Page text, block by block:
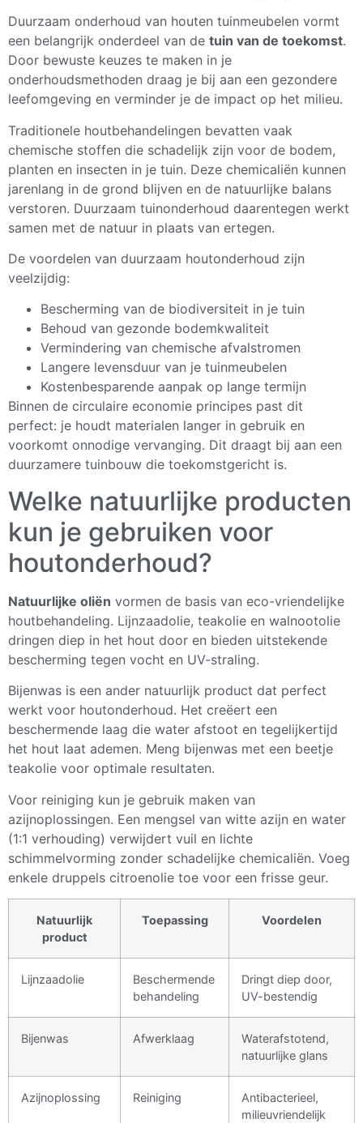
Duurzaam onderhoud van houten tuinmeubelen vormt
een belangrijk onderdeel van de tuin van de toekomst.
Door bewuste keuzes te maken in je
onderhoudsmethoden draag je bij aan een gezondere
leefomgeving en verminder je de impact op het milieu.
Traditionele houtbehandelingen bevatten vaak
chemische stoffen die schadelijk zijn voor de bodem,
planten en insecten in je tuin. Deze chemicaliën kunnen
jarenlang in de grond blijven en de natuurlijke balans
verstoren. Duurzaam tuinonderhoud daarentegen werkt
samen met de natuur in plaats van ertegen.
De voordelen van duurzaam houtonderhoud zijn
veelzijdig:
Bescherming van de biodiversiteit in je tuin
Behoud van gezonde bodemkwaliteit
Vermindering van chemische afvalstromen
Langere levensduur van je tuinmeubelen
Kostenbesparende aanpak op lange termijn
Binnen de circulaire economie principes past dit
perfect: je houdt materialen langer in gebruik en
voorkomt onnodige vervanging. Dit draagt bij aan een
duurzamere tuinbouw die toekomstgericht is.
Welke natuurlijke producten
kun je gebruiken voor
houtonderhoud?
Natuurlijke oliën vormen de basis van eco-vriendelijke
houtbehandeling. Lijnzaadolie, teakolie en walnootolie
dringen diep in het hout door en bieden uitstekende
bescherming tegen vocht en UV-straling.
Bijenwas is een ander natuurlijk product dat perfect
werkt voor houtonderhoud. Het creëert een
beschermende laag die water afstoot en tegelijkertijd
het hout laat ademen. Meng bijenwas met een beetje
teakolie voor optimale resultaten.
Voor reiniging kun je gebruik maken van
azijnoplossingen. Een mengsel van witte azijn en water
(1:1 verhouding) verwijdert vuil en lichte
schimmelvorming zonder schadelijke chemicaliën. Voeg
enkele druppels citroenolie toe voor een frisse geur.
Natuurlijk
product
Toepassing Voordelen
Lijnzaadolie
Beschermende
behandeling
Dringt diep door,
UV-bestendig
Bijenwas Afwerklaag
Waterafstotend,
natuurlijke glans
Azijnoplossing Reiniging
Antibacterieel,
milieuvriendelijk